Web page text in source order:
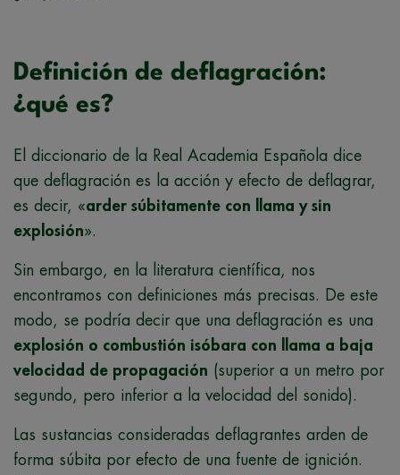
Definición de deflagración:
¿qué es?
El diccionario de la Real Academia Española dice
que deflagración es la acción y efecto de deflagrar,
es decir, «arder súbitamente con llama y sin
explosión».
Sin embargo, en la literatura científica, nos
encontramos con definiciones más precisas. De este
modo, se podría decir que una deflagración es una
explosión o combustión isóbara con llama a baja
velocidad de propagación (superior a un metro por
segundo, pero inferior a la velocidad del sonido).
Las sustancias consideradas deflagrantes arden de
forma súbita por efecto de una fuente de ignición.